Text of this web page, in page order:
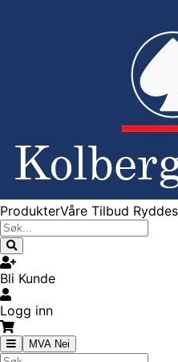
ProdukterVåre Tilbud
Bli Kunde
Logg inn
MVA Nei